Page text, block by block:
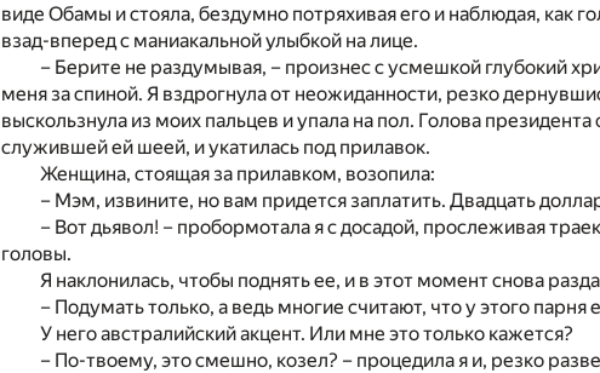
виде Обамы и стояла, бездумно потряхивая его и наблюдая, как
взад-вперед с маниакальной улыбкой на лице.
– Берите не раздумывая, – произнес с усмешкой глубокий
меня за спиной. Я вздрогнула от неожиданности, резко
выскользнула из моих пальцев и упала на пол. Голова
служившей ей шеей, и укатилась под прилавок.
Женщина, стоящая за прилавком, возопила:
– Мэм, извините, но вам придется заплатить. Двадцать
– Вот дьявол! – пробормотала я с досадой, прослеживая
головы.
Я наклонилась, чтобы поднять ее, и в этот момент снова
– Подумать только, а ведь многие считают, что у этого парня
У него австралийский акцент. Или мне это только кажется?
– По-твоему, это смешно, козел? – процедила я и, резко